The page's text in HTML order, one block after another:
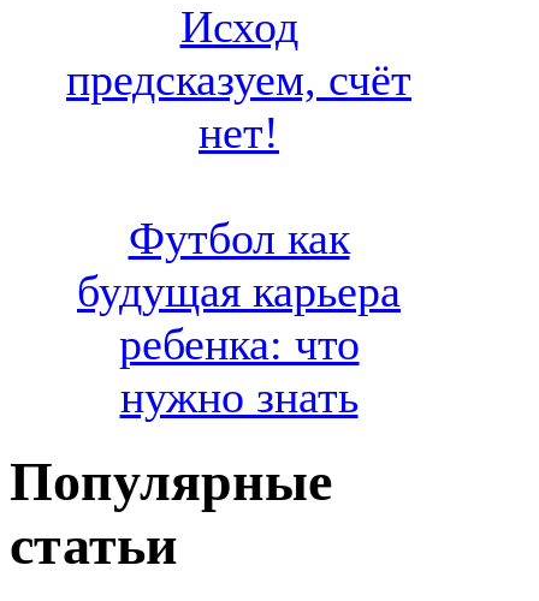
Исход
предсказуем, счёт
нет!
Футбол как
будущая карьера
ребенка: что
нужно знать
Популярные
статьи